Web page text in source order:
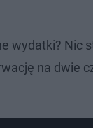
wydatki? Nic
na dwie